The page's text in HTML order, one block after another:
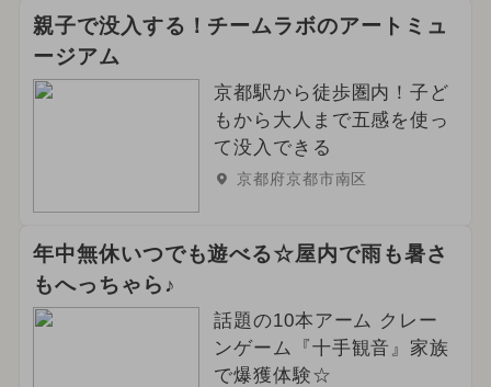
親子で没入する！チームラボのアートミュ
ージアム
京都駅から徒歩圏内！子ど
もから大人まで五感を使っ
て没入できる
京都府京都市南区
年中無休いつでも遊べる☆屋内で雨も暑さ
もへっちゃら♪
話題の10本アーム クレー
ンゲーム『十手観音』家族
で爆獲体験☆